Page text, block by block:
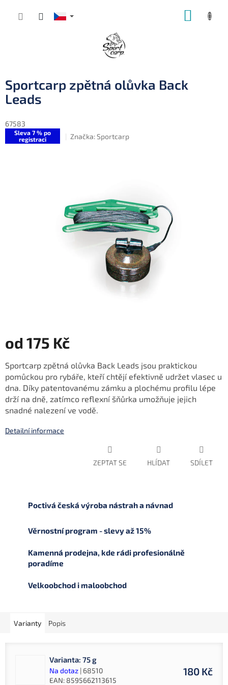
Sportcarp zpětná olůvka Back
Leads
67583
Sleva 7 % po
registraci
Značka:Sportcarp
od 175 Kč
cena:
Sportcarp zpětná olůvka Back Leads jsou praktickou
pomůckou pro rybáře, kteří chtějí efektivně udržet vlasec u
dna. Díky patentovanému zámku a plochému profilu lépe
drží na dně, zatímco reflexní šňůrka umožňuje jejich
snadné nalezení ve vodě.
Detailní informace
ZEPTAT SE HLÍDAT SDÍLET
Poctivá česká výroba nástrah a návnad
Věrnostní program - slevy až 15%
Kamenná prodejna, kde rádi profesionálně
poradíme
Velkoobchod i maloobchod
Varianty Popis
Varianta: 75 g
Na dotaz | 68510
EAN: 8595662113615
180 Kč